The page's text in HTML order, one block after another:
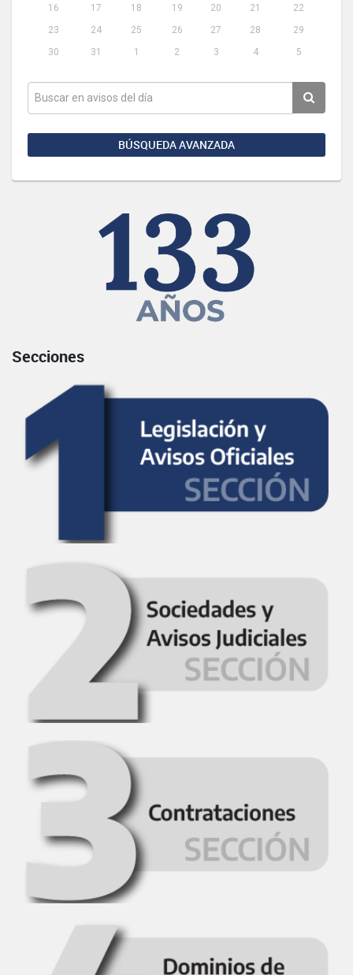
16
17 18 19 20 21
22
23
24 25 26 27 28
29
30
31 1 2 3 4 5
BÚSQUEDA AVANZADA
Secciones